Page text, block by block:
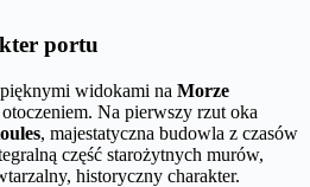
portu
widokami na Morze
Na pierwszy rzut oka
, majestatyczna budowla z czasów
część starożytnych murów,
historyczny charakter.